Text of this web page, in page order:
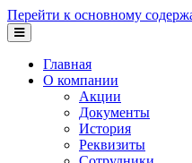
Перейти к основному
Главная
О компании
Акции
Документы
История
Реквизиты